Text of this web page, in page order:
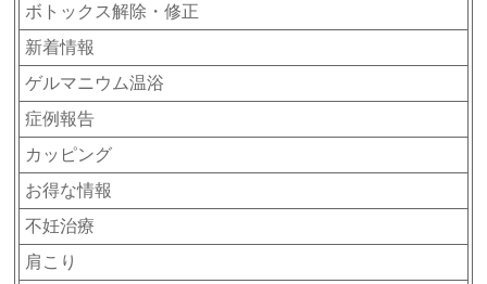
ボトックス解除・修正
新着情報
ゲルマニウム温浴
症例報告
カッピング
お得な情報
不妊治療
肩こり